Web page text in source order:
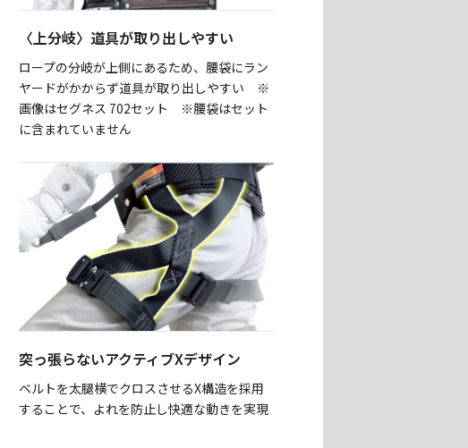
〈上分岐〉道具が取り出しやすい
ロープの分岐が上側にあるため、腰袋にラン
ヤードがかからず道具が取り出しやすい ※
画像はセグネス 702セット ※腰袋はセット
に含まれていません
突っ張らないアクティブXデザイン
ベルトを太腿横でクロスさせるX構造を採用
することで、よれを防止し快適な動きを実現